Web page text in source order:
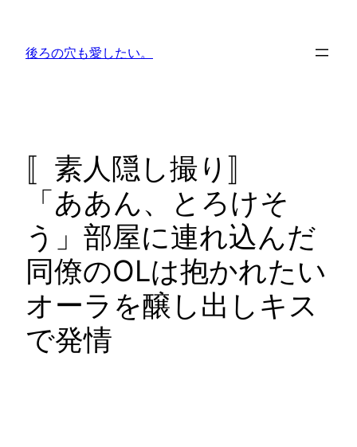
後ろの穴も愛したい。
〚素人隠し撮り〛
「ああん、とろけそ
う」部屋に連れ込んだ
同僚のOLは抱かれたい
オーラを醸し出しキス
で発情